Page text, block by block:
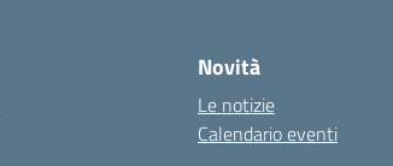
Novità
Le notizie
Calendario eventi